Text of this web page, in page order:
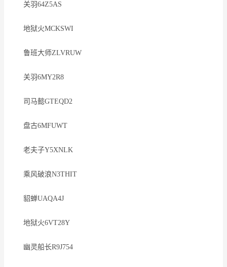
关羽64Z5AS
地狱火MCKSWI
鲁班大师ZLVRUW
关羽6MY2R8
司马懿GTEQD2
盘古6MFUWT
老夫子Y5XNLK
乘风破浪N3THIT
貂蝉UAQA4J
地狱火6VT28Y
幽灵船长R9J754